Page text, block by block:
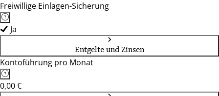
Freiwillige Einlagen-Sicherung
Ja
Entgelte und Zinsen
Kontoführung pro Monat
0,00 €